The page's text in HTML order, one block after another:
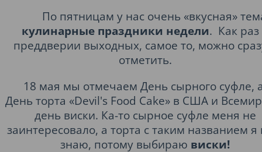
По пятницам у нас очень «вкусная»
кулинарные праздники недели. Как раз
преддверии выходных, самое то, можно
отметить.
18 мая мы отмечаем День сырного суфле,
День торта «Devil's Food Cake» в США и
день виски. Ка-то сырное суфле меня не
заинтересовало, а торта с таким названием я
знаю, потому выбираю виски!